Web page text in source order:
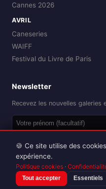
Cannes 2026
AVRIL
Caneseries
WAIFF
Festival du Livre de Paris
Newsletter
Recevez les nouvelles galeries
Reproduction
🍪 Ce site utilise des
expérience.
Politique cookies ·
Tout accepter Essentiels